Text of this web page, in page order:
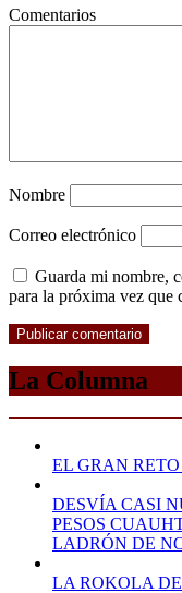
Comentarios
Nombre
Correo electrónico
Guarda mi nombre,
para la próxima vez que
La Columna
EL GRAN
DESVÍA CASI
PESOS
LADRÓN DE
LA ROKOLA